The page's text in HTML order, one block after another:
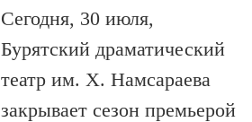
Сегодня, 30 июля,
Бурятский драматический
театр им. Х. Намсараева
закрывает сезон премьерой